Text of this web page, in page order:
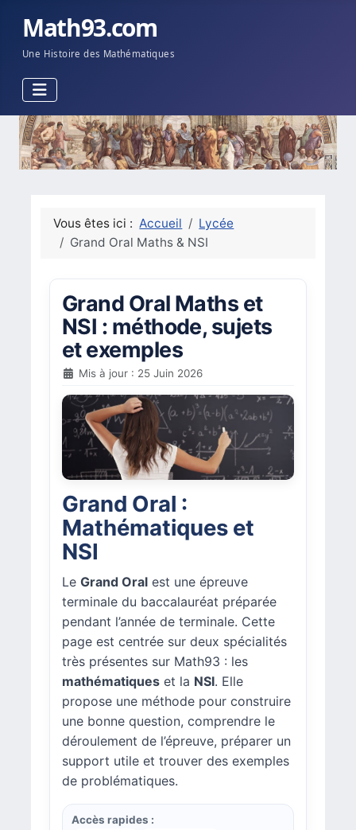
Math93.com
Une Histoire des Mathématiques
Vous êtes ici : Accueil
Lycée
Grand Oral Maths & NSI
Grand Oral Maths et
NSI : méthode, sujets
et exemples
Mis à jour : 25 Juin 2026
Grand Oral :
Mathématiques et
NSI
Le Grand Oralest une épreuve
terminale du baccalauréat préparée
pendant l’année de terminale. Cette
page est centrée sur deux spécialités
très présentes sur Math93 : les
mathématiqueset la NSI. Elle
propose une méthode pour construire
une bonne question, comprendre le
déroulement de l’épreuve, préparer un
support utile et trouver des exemples
de problématiques.
Accès rapides :